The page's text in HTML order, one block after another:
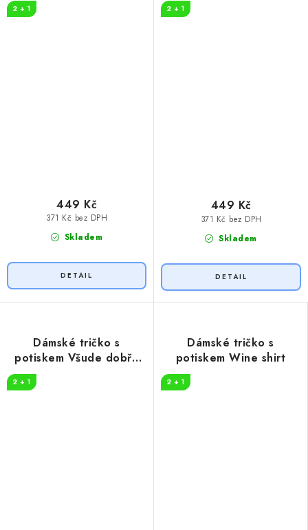
2 + 1
Skladem
371 Kč bez DPH
449 Kč
2 + 1
Skladem
371 Kč bez DPH
449 Kč
Dámské tričko s
potiskem Všude dobře
2 + 1
Dámské tričko s
potiskem Wine shirt
2 + 1